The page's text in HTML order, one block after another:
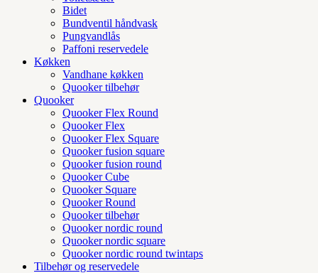
Bidet
Bundventil håndvask
Pungvandlås
Paffoni reservedele
Køkken
Vandhane køkken
Quooker tilbehør
Quooker
Quooker Flex Round
Quooker Flex
Quooker Flex Square
Quooker fusion square
Quooker fusion round
Quooker Cube
Quooker Square
Quooker Round
Quooker tilbehør
Quooker nordic round
Quooker nordic square
Quooker nordic round twintaps
Tilbehør og reservedele